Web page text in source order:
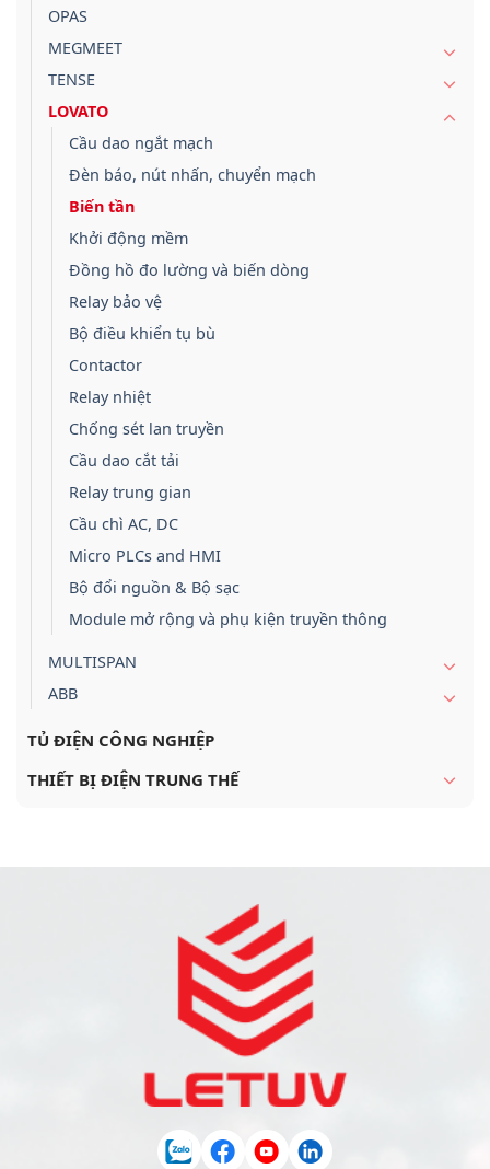
OPAS
MEGMEET
TENSE
LOVATO
Cầu dao ngắt mạch
Đèn báo, nút nhấn, chuyển mạch
Biến tần
Khởi động mềm
Đồng hồ đo lường và biến dòng
Relay bảo vệ
Bộ điều khiển tụ bù
Contactor
Relay nhiệt
Chống sét lan truyền
Cầu dao cắt tải
Relay trung gian
Cầu chì AC, DC
Micro PLCs and HMI
Bộ đổi nguồn & Bộ sạc
Module mở rộng và phụ kiện truyền thông
MULTISPAN
ABB
TỦ ĐIỆN CÔNG NGHIỆP
THIẾT BỊ ĐIỆN TRUNG THẾ